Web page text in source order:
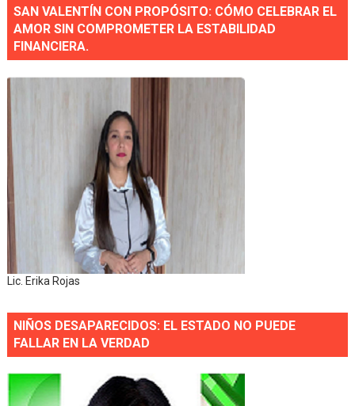
SAN VALENTÍN CON PROPÓSITO: CÓMO CELEBRAR EL
AMOR SIN COMPROMETER LA ESTABILIDAD
FINANCIERA.
Lic. Erika Rojas
NIÑOS DESAPARECIDOS: EL ESTADO NO PUEDE
FALLAR EN LA VERDAD